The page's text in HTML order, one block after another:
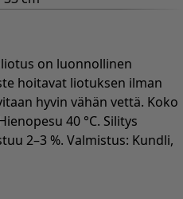
on luonnollinen
hoitavat liotuksen ilman
hyvin vähän vettä. Koko
40 °C. Silitys
2–3 %. Valmistus: Kundli,